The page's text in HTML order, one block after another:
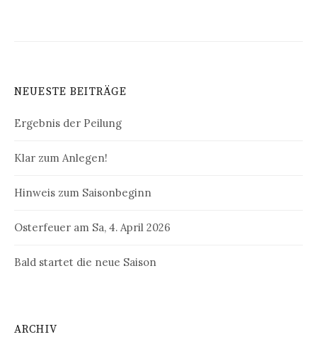
NEUESTE BEITRÄGE
Ergebnis der Peilung
Klar zum Anlegen!
Hinweis zum Saisonbeginn
Osterfeuer am Sa, 4. April 2026
Bald startet die neue Saison
ARCHIV